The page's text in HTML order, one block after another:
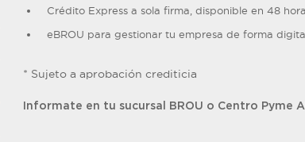
Crédito Express a sola firma, disponible en 48
eBROU para gestionar tu empresa de forma
* Sujeto a aprobación crediticia
Informate en tu sucursal BROU o Centro Pyme